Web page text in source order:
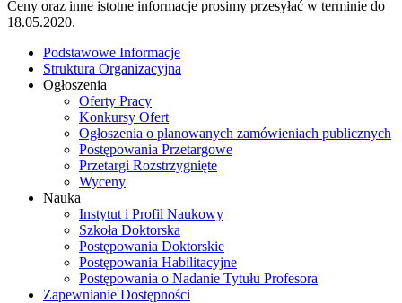
Ceny oraz inne istotne informacje prosimy przesyłać w terminie do
18.05.2020.
Podstawowe Informacje
Struktura Organizacyjna
Ogłoszenia
Oferty Pracy
Konkursy Ofert
Ogłoszenia o planowanych zamówieniach publicznych
Postępowania Przetargowe
Przetargi Rozstrzygnięte
Wyceny
Nauka
Instytut i Profil Naukowy
Szkoła Doktorska
Postępowania Doktorskie
Postępowania Habilitacyjne
Postępowania o Nadanie Tytułu Profesora
Zapewnianie Dostępności